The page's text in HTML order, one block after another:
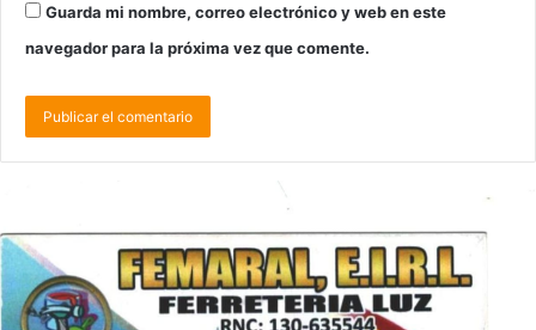
Guarda mi nombre, correo electrónico y web en este
navegador para la próxima vez que comente.